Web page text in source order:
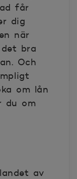
får
dig
när
bra
Och
om lån
du om
av